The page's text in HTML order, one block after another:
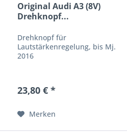
Original Audi A3 (8V)
Drehknopf...
Drehknopf für
Lautstärkenregelung, bis Mj.
2016
23,80 € *
Merken